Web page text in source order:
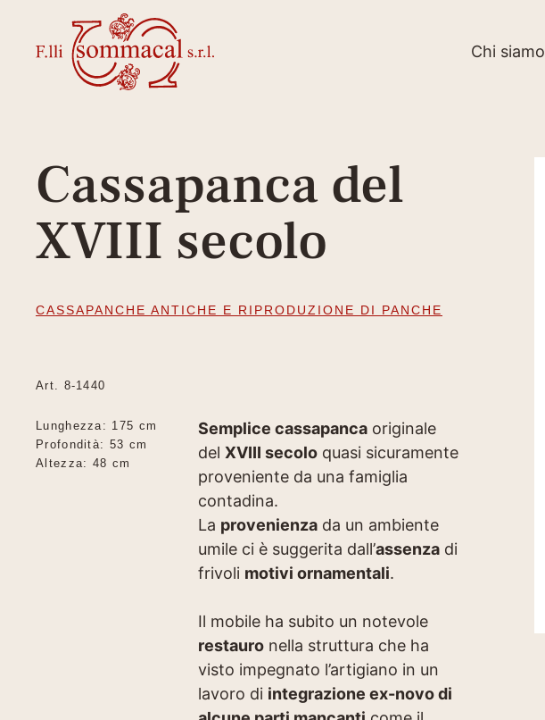
Chi siamo
Cassapanca del
XVIII secolo
CASSAPANCHE ANTICHE E RIPRODUZIONE DI PANCHE
Art. 8-1440
Lunghezza: 175 cm
Profondità: 53 cm
Altezza: 48 cm
Semplice cassapancaoriginale
del XVIII secoloquasi sicuramente
proveniente da una famiglia
contadina.
La provenienzada un ambiente
umile ci è suggerita dall’assenzadi
frivoli motivi ornamentali.
Il mobile ha subito un notevole
restauronella struttura che ha
visto impegnato l’artigiano in un
lavoro di integrazione ex-novo di